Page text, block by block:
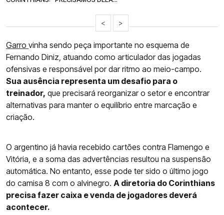
< >
Garro vinha sendo peça importante no esquema de
Fernando Diniz, atuando como articulador das jogadas
ofensivas e responsável por dar ritmo ao meio-campo.
Sua ausência representa um desafio para o
treinador, que precisará reorganizar o setor e encontrar
alternativas para manter o equilíbrio entre marcação e
criação.
O argentino já havia recebido cartões contra Flamengo e
Vitória, e a soma das advertências resultou na suspensão
automática. No entanto, esse pode ter sido o último jogo
do camisa 8 com o alvinegro. A diretoria do Corinthians
precisa fazer caixa e venda de jogadores deverá
acontecer.